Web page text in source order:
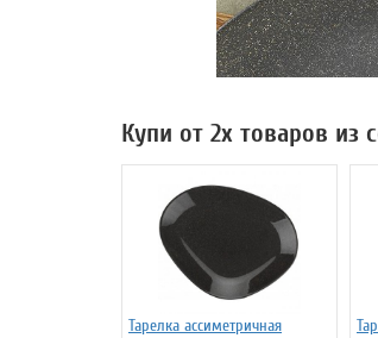
Купи от 2х товаров из
Тарелка ассиметричная